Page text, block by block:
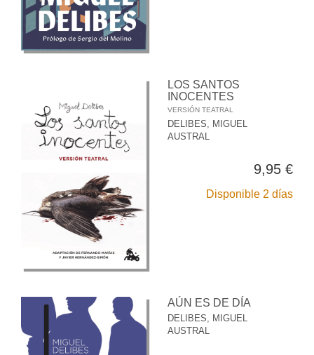
LOS SANTOS
INOCENTES
VERSIÓN TEATRAL
DELIBES, MIGUEL
AUSTRAL
9,95 €
Disponible 2 días
AÚN ES DE DÍA
DELIBES, MIGUEL
AUSTRAL